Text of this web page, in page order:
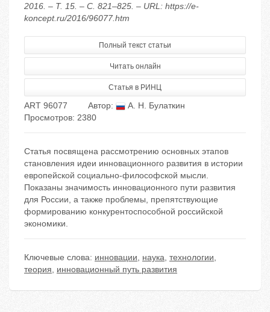
2016. – Т. 15. – С. 821–825. – URL: https://e-
koncept.ru/2016/96077.htm
Полный текст статьи
Читать онлайн
Статья в РИНЦ
ART 96077 Автор:
А. Н. Булаткин
Просмотров: 2380
Статья посвящена рассмотрению основных этапов
становления идеи инновационного развития в истории
европейской социально-философской мысли.
Показаны значимость инновационного пути развития
для России, а также проблемы, препятствующие
формированию конкурентоспособной российской
экономики.
Ключевые слова: инновации, наука, технологии,
теория, инновационный путь развития